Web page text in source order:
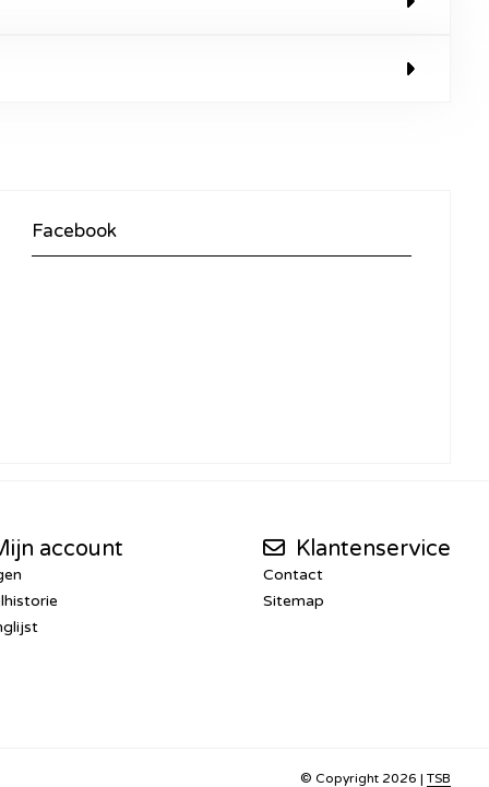
Facebook
account Klantenservice
Contact
Sitemap
© Copyright 2026 | TSB